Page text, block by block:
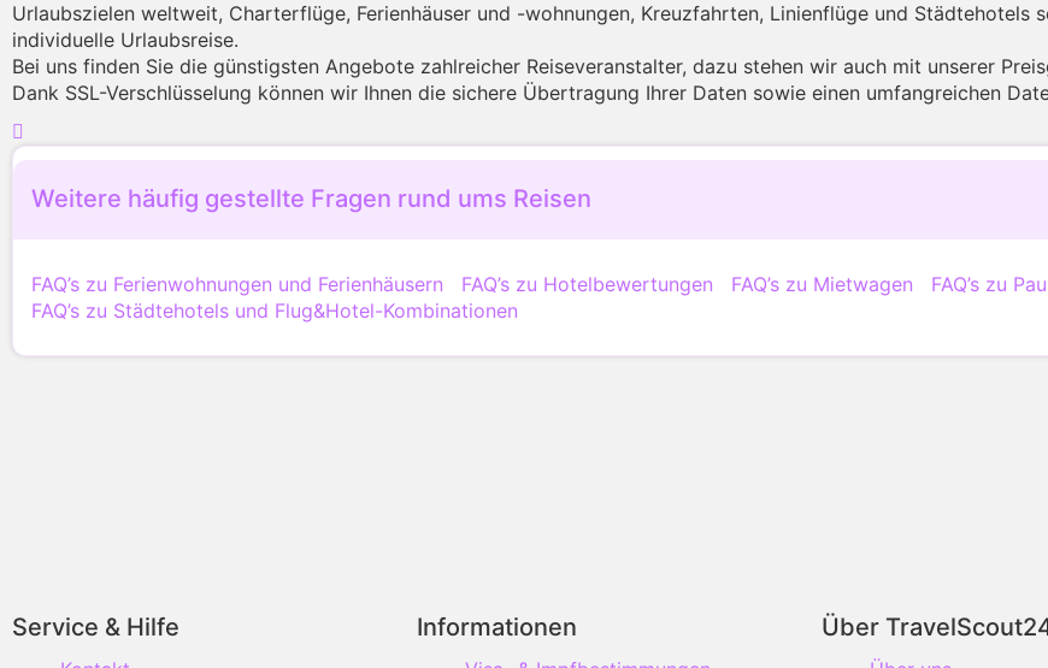
Urlaubszielen weltweit, Charterflüge, Ferienhäuser und -wohnungen, Kreuzfahrten, Linienflüge und Städtehotels
individuelle Urlaubsreise.
Bei uns finden Sie die günstigsten Angebote zahlreicher Reiseveranstalter, dazu stehen wir auch mit unserer
Dank SSL-Verschlüsselung können wir Ihnen die sichere Übertragung Ihrer Daten sowie einen umfangreichen
Weitere häufig gestellte Fragen rund ums Reisen
FAQ’s zu Ferienwohnungen und Ferienhäusern FAQ’s zu Hotelbewertungen FAQ’s zu Mietwagen
FAQ’s zu
FAQ’s zu Städtehotels und Flug&Hotel-Kombinationen
Service & Hilfe Informationen Über